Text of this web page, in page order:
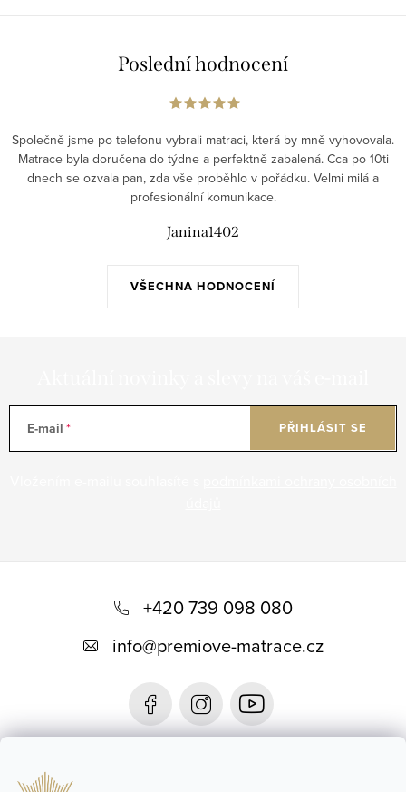
Poslední hodnocení
VŠECHNA HODNOCENÍ
Společně jsme po telefonu vybrali matraci, která by mně vyhovovala.
Matrace byla doručena do týdne a perfektně zabalená. Cca po 10ti
dnech se ozvala pan, zda vše proběhlo v pořádku. Velmi milá a
profesionální komunikace.
Janina1402
E-mail PŘIHLÁSIT SE
í
Informace
+420 739 098 080
info@premiove-matrace.cz